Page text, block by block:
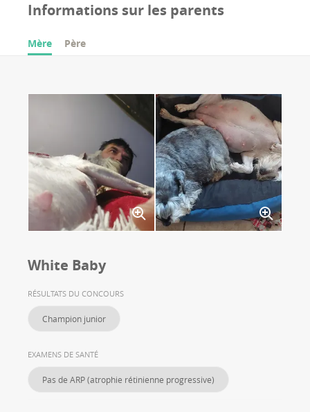
Informations sur les parents
Mère Père
White Baby
RÉSULTATS DU CONCOURS
Champion junior
EXAMENS DE SANTÉ
Pas de ARP (atrophie rétinienne progressive)